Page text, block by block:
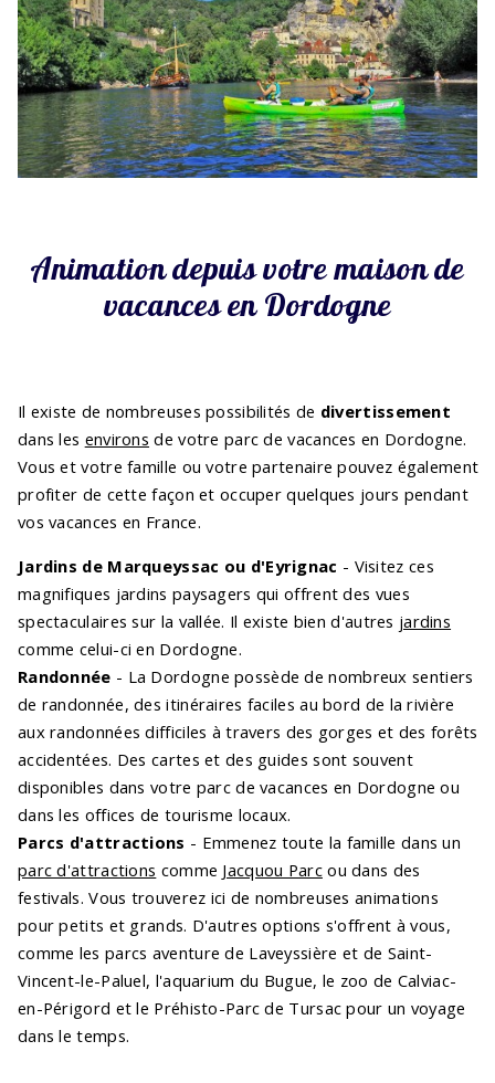
Animation depuis votre maison de
vacances en Dordogne
Il existe de nombreuses possibilités de divertissement
dans les environs de votre parc de vacances en Dordogne.
Vous et votre famille ou votre partenaire pouvez également
profiter de cette façon et occuper quelques jours pendant
vos vacances en France.
Jardins de Marqueyssac ou d'Eyrignac - Visitez ces
magnifiques jardins paysagers qui offrent des vues
spectaculaires sur la vallée. Il existe bien d'autres jardins
comme celui-ci en Dordogne.
Randonnée - La Dordogne possède de nombreux sentiers
de randonnée, des itinéraires faciles au bord de la rivière
aux randonnées difficiles à travers des gorges et des forêts
accidentées. Des cartes et des guides sont souvent
disponibles dans votre parc de vacances en Dordogne ou
dans les offices de tourisme locaux.
Parcs d'attractions - Emmenez toute la famille dans un
parc d'attractions comme Jacquou Parcou dans des
festivals. Vous trouverez ici de nombreuses animations
pour petits et grands. D'autres options s'offrent à vous,
comme les parcs aventure de Laveyssière et de Saint-
Vincent-le-Paluel, l'aquarium du Bugue, le zoo de Calviac-
en-Périgord et le Préhisto-Parc de Tursac pour un voyage
dans le temps.